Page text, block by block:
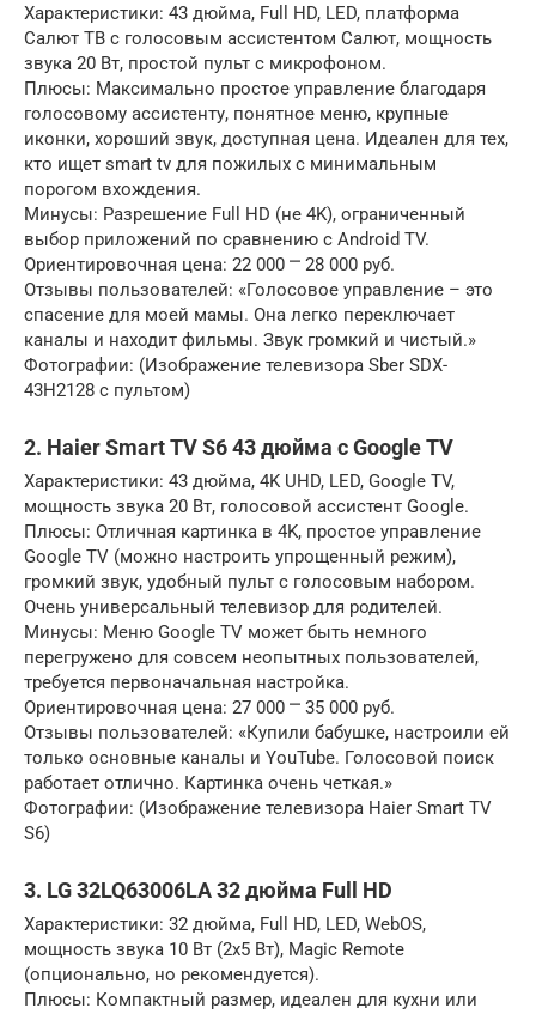
Характеристики: 43 дюйма, Full HD, LED, платформа
Салют ТВ с голосовым ассистентом Салют, мощность
звука 20 Вт, простой пульт с микрофоном.
Плюсы: Максимально простое управление благодаря
голосовому ассистенту, понятное меню, крупные
иконки, хороший звук, доступная цена. Идеален для тех,
кто ищет smart tv для пожилых с минимальным
порогом вхождения.
Минусы: Разрешение Full HD (не 4K), ограниченный
выбор приложений по сравнению с Android TV.
Ориентировочная цена: 22 000 ⎻ 28 000 руб.
Отзывы пользователей: «Голосовое управление – это
спасение для моей мамы. Она легко переключает
каналы и находит фильмы. Звук громкий и чистый.»
Фотографии: (Изображение телевизора Sber SDX-
43H2128 с пультом)
2. Haier Smart TV S6 43 дюйма с Google TV
Характеристики: 43 дюйма, 4K UHD, LED, Google TV,
мощность звука 20 Вт, голосовой ассистент Google.
Плюсы: Отличная картинка в 4K, простое управление
Google TV (можно настроить упрощенный режим),
громкий звук, удобный пульт с голосовым набором.
Очень универсальный телевизор для родителей.
Минусы: Меню Google TV может быть немного
перегружено для совсем неопытных пользователей,
требуется первоначальная настройка.
Ориентировочная цена: 27 000 ⎻ 35 000 руб.
Отзывы пользователей: «Купили бабушке, настроили ей
только основные каналы и YouTube. Голосовой поиск
работает отлично. Картинка очень четкая.»
Фотографии: (Изображение телевизора Haier Smart TV
S6)
3. LG 32LQ63006LA 32 дюйма Full HD
Характеристики: 32 дюйма, Full HD, LED, WebOS,
мощность звука 10 Вт (2х5 Вт), Magic Remote
(опционально, но рекомендуется).
Плюсы: Компактный размер, идеален для кухни или